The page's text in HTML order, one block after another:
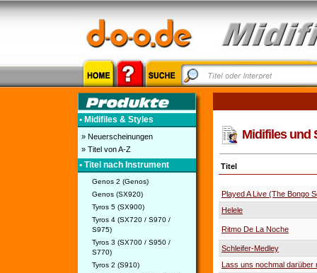
• Midifiles & Styles
» Neuerscheinungen
» Titel von A-Z
• Titel nach Instrument
Genos 2 (Genos)
Genos (SX920)
Tyros 5 (SX900)
Tyros 4 (SX720 / S970 /
S975)
Tyros 3 (SX700 / S950 /
S770)
Tyros 2 (S910)
Midifiles und
Titel
Played A Live (The Bongo
Helele
Ritmo De La Noche
Schleifer-Medley
Lass uns nochmal darüber